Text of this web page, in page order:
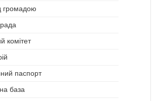
громадою
комітет
паспорт
база